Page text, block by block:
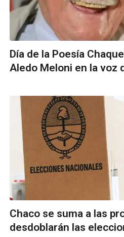
Día de la Poesía
Aledo Meloni en la voz
Chaco se suma a las
desdoblarán las